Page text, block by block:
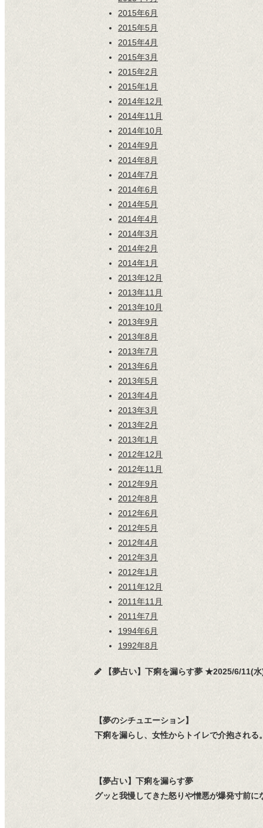
2015年6月
2015年5月
2015年4月
2015年3月
2015年2月
2015年1月
2014年12月
2014年11月
2014年10月
2014年9月
2014年8月
2014年7月
2014年6月
2014年5月
2014年4月
2014年3月
2014年2月
2014年1月
2013年12月
2013年11月
2013年10月
2013年9月
2013年8月
2013年7月
2013年6月
2013年5月
2013年4月
2013年3月
2013年2月
2013年1月
2012年12月
2012年11月
2012年9月
2012年8月
2012年6月
2012年5月
2012年4月
2012年3月
2012年1月
2011年12月
2011年11月
2011年7月
1994年6月
1992年8月
【夢占い】下痢を漏らす夢 ★2025/6/11(
【夢のシチュエーション】
下痢を漏らし、女性からトイレで介抱される
【夢占い】下痢を漏らす夢
グッと我慢してきた怒りや憎悪が爆発寸前に